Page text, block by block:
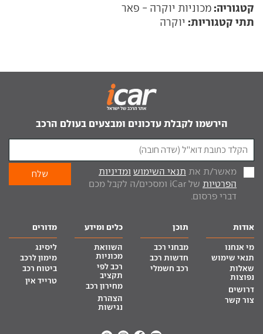
קטגוריה: מכוניות יוקרה - פאר
תתי קטגוריות: יוקרה
הירשמו לקבלת עדכונים ומבצעים בעולם הרכב
מאשר/ת את תנאי השימוש ומדיניות
הפרטיות
של iCar ומסכים/ה לקבל מכם
דברי פרסום.
אודות
מי אנחנו
תנאי שימוש
שאלות
נפוצות
דרושים
צור קשר
תוכן
מבחני רכב
חדשות רכב
רכב חשמלי
כלים ומידע
השוואת
מכוניות
רכב לפי
תקציב
מחירון רכב
הצהרת
נגישות
מדורים
ליסינג
מימון לרכב
ביטוח רכב
טרייד אין